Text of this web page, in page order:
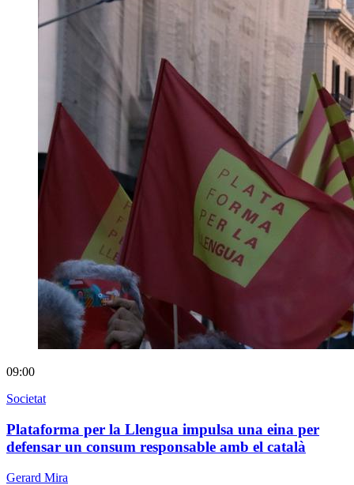
09:00
Societat
Plataforma per la Llengua impulsa una eina per
defensar un consum responsable amb el català
Gerard Mira